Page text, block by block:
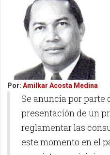
Por: Amilkar Acosta Medina
Se anuncia por parte
presentación de un
reglamentar las
este momento en el